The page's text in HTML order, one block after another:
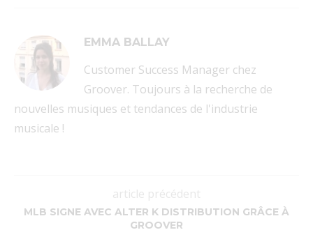
EMMA BALLAY
Customer Success Manager chez
Groover. Toujours à la recherche de
nouvelles musiques et tendances de l'industrie
musicale !
article précédent
MLB SIGNE AVEC ALTER K DISTRIBUTION GRÂCE À
GROOVER